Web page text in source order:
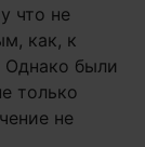
что не
как, к
Однако были
только
не